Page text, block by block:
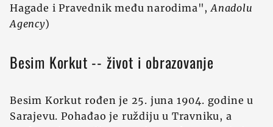
Hagade i Pravednik među narodima",Anadolu
Agency)
Besim Korkut -- život i obrazovanje
Besim Korkut rođen je 25. juna 1904. godine u
Sarajevu. Pohađao je ruždiju u Travniku, a